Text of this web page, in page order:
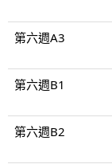
第六週A3
第六週B1
第六週B2